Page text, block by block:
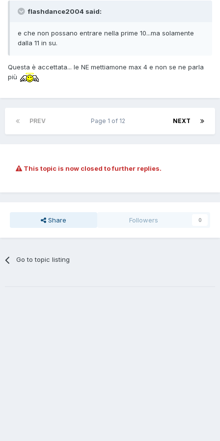
flashdance2004 said:
e che non possano entrare nella prime 10...ma solamente
dalla 11 in su.
Questa è accettata... le NE mettiamone max 4 e non se ne parla
più
PREV NEXT
Page 1 of 12
This topic is now closed to further replies.
Share Followers 0
Go to topic listing